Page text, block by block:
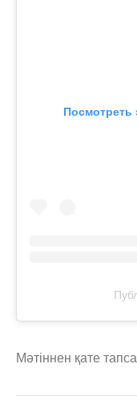
Посмотреть
Мәтіннен қате